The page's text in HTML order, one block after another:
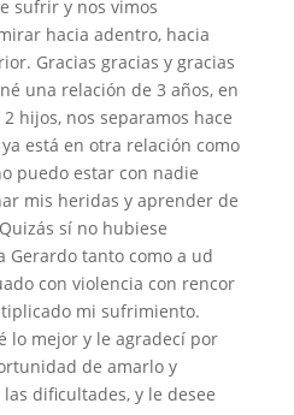
sufrir y nos vimos
hacia adentro, hacia
Gracias gracias y gracias
una relación de 3 años, en
hijos, nos separamos hace
está en otra relación como
puedo estar con nadie
mis heridas y aprender de
sí no hubiese
Gerardo tanto como a ud
con violencia con rencor
mi sufrimiento.
lo mejor y le agradecí por
de amarlo y
dificultades, y le desee